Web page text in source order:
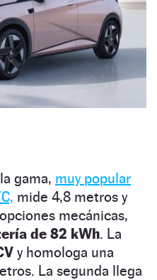
gama, muy popular
mide 4,8 metros y
mecánicas,
de 82 kWh. La
y homologa una
La segunda llega